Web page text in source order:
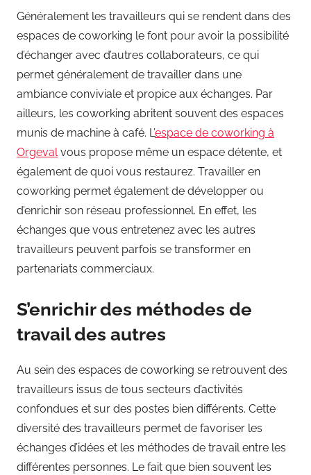
Généralement les travailleurs qui se rendent dans des
espaces de coworking le font pour avoir la possibilité
d’échanger avec d’autres collaborateurs, ce qui
permet généralement de travailler dans une
ambiance conviviale et propice aux échanges. Par
ailleurs, les coworking abritent souvent des espaces
munis de machine à café. L’espace de coworking à
Orgevalvous propose même un espace détente, et
également de quoi vous restaurez. Travailler en
coworking permet également de développer ou
d’enrichir son réseau professionnel. En effet, les
échanges que vous entretenez avec les autres
travailleurs peuvent parfois se transformer en
partenariats commerciaux.
S’enrichir des méthodes de
travail des autres
Au sein des espaces de coworking se retrouvent des
travailleurs issus de tous secteurs d’activités
confondues et sur des postes bien différents. Cette
diversité des travailleurs permet de favoriser les
échanges d’idées et les méthodes de travail entre les
différentes personnes. Le fait que bien souvent les